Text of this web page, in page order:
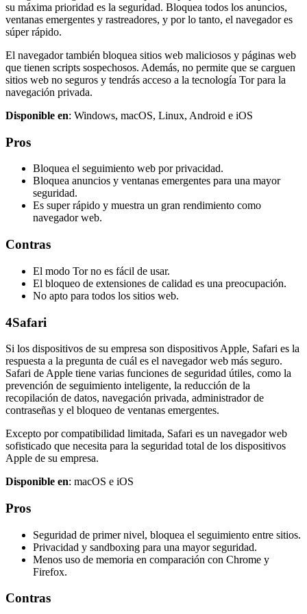
su máxima prioridad es la seguridad. Bloquea todos los anuncios,
ventanas emergentes y rastreadores, y por lo tanto, el navegador es
súper rápido.
El navegador también bloquea sitios web maliciosos y páginas web
que tienen scripts sospechosos. Además, no permite que se carguen
sitios web no seguros y tendrás acceso a la tecnología Tor para la
navegación privada.
Disponible en: Windows, macOS, Linux, Android e iOS
Pros
Bloquea el seguimiento web por privacidad.
Bloquea anuncios y ventanas emergentes para una mayor
seguridad.
Es super rápido y muestra un gran rendimiento como
navegador web.
Contras
El modo Tor no es fácil de usar.
El bloqueo de extensiones de calidad es una preocupación.
No apto para todos los sitios web.
4Safari
Si los dispositivos de su empresa son dispositivos Apple, Safari es la
respuesta a la pregunta de cuál es el navegador web más seguro.
Safari de Apple tiene varias funciones de seguridad útiles, como la
prevención de seguimiento inteligente, la reducción de la
recopilación de datos, navegación privada, administrador de
contraseñas y el bloqueo de ventanas emergentes.
Excepto por compatibilidad limitada, Safari es un navegador web
sofisticado que necesita para la seguridad total de los dispositivos
Apple de su empresa.
Disponible en: macOS e iOS
Pros
Seguridad de primer nivel, bloquea el seguimiento entre sitios.
Privacidad y sandboxing para una mayor seguridad.
Menos uso de memoria en comparación con Chrome y
Firefox.
Contras